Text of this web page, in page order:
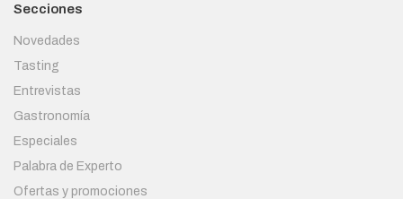
Secciones
Novedades
Tasting
Entrevistas
Gastronomía
Especiales
Palabra de Experto
Ofertas y promociones